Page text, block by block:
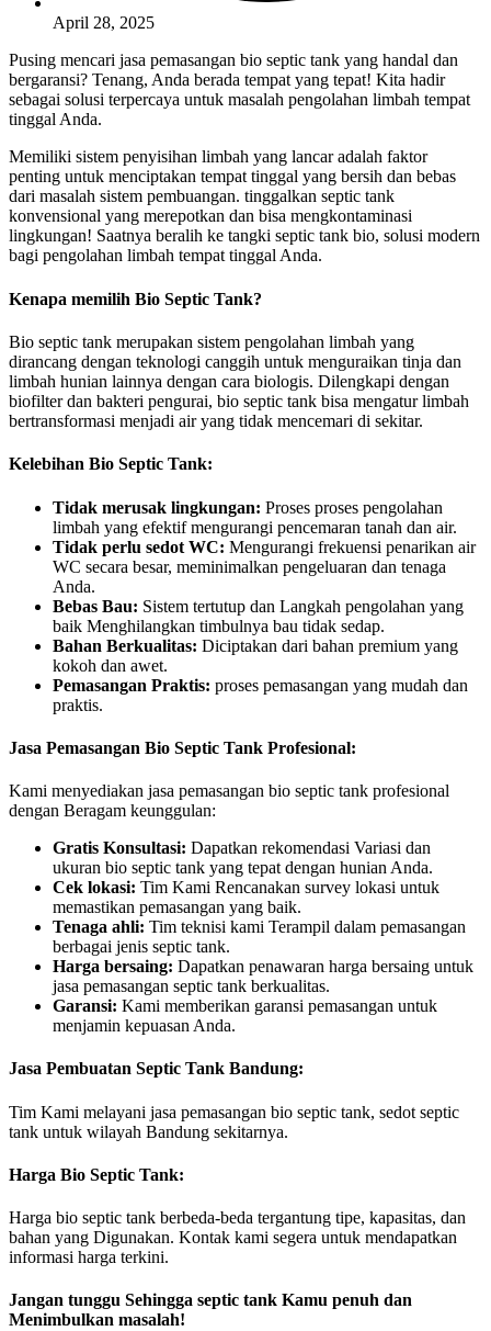
April 28, 2025
Pusing mencari jasa pemasangan bio septic tank yang handal dan
bergaransi? Tenang, Anda berada tempat yang tepat! Kita hadir
sebagai solusi terpercaya untuk masalah pengolahan limbah tempat
tinggal Anda.
Memiliki sistem penyisihan limbah yang lancar adalah faktor
penting untuk menciptakan tempat tinggal yang bersih dan bebas
dari masalah sistem pembuangan. tinggalkan septic tank
konvensional yang merepotkan dan bisa mengkontaminasi
lingkungan! Saatnya beralih ke tangki septic tank bio, solusi modern
bagi pengolahan limbah tempat tinggal Anda.
Kenapa memilih Bio Septic Tank?
Bio septic tank merupakan sistem pengolahan limbah yang
dirancang dengan teknologi canggih untuk menguraikan tinja dan
limbah hunian lainnya dengan cara biologis. Dilengkapi dengan
biofilter dan bakteri pengurai, bio septic tank bisa mengatur limbah
bertransformasi menjadi air yang tidak mencemari di sekitar.
Kelebihan Bio Septic Tank:
Tidak merusak lingkungan: Proses proses pengolahan
limbah yang efektif mengurangi pencemaran tanah dan air.
Tidak perlu sedot WC: Mengurangi frekuensi penarikan air
WC secara besar, meminimalkan pengeluaran dan tenaga
Anda.
Bebas Bau: Sistem tertutup dan Langkah pengolahan yang
baik Menghilangkan timbulnya bau tidak sedap.
Bahan Berkualitas: Diciptakan dari bahan premium yang
kokoh dan awet.
Pemasangan Praktis: proses pemasangan yang mudah dan
praktis.
Jasa Pemasangan Bio Septic Tank Profesional:
Kami menyediakan jasa pemasangan bio septic tank profesional
dengan Beragam keunggulan:
Gratis Konsultasi: Dapatkan rekomendasi Variasi dan
ukuran bio septic tank yang tepat dengan hunian Anda.
Cek lokasi: Tim Kami Rencanakan survey lokasi untuk
memastikan pemasangan yang baik.
Tenaga ahli: Tim teknisi kami Terampil dalam pemasangan
berbagai jenis septic tank.
Harga bersaing: Dapatkan penawaran harga bersaing untuk
jasa pemasangan septic tank berkualitas.
Garansi: Kami memberikan garansi pemasangan untuk
menjamin kepuasan Anda.
Jasa Pembuatan Septic Tank Bandung:
Tim Kami melayani jasa pemasangan bio septic tank, sedot septic
tank untuk wilayah Bandung sekitarnya.
Harga Bio Septic Tank:
Harga bio septic tank berbeda-beda tergantung tipe, kapasitas, dan
bahan yang Digunakan. Kontak kami segera untuk mendapatkan
informasi harga terkini.
Jangan tunggu Sehingga septic tank Kamu penuh dan
Menimbulkan masalah!